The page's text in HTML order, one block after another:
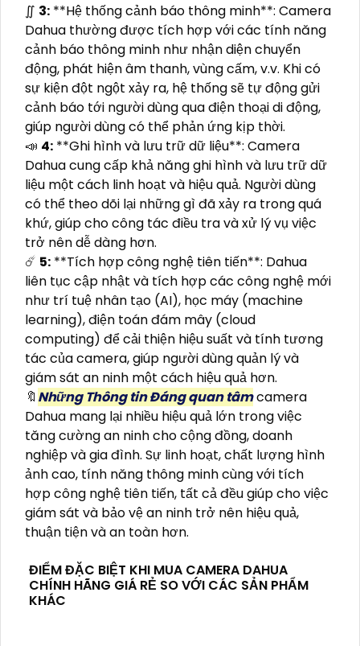
∬ 3: **Hệ thống cảnh báo thông minh**: Camera
Dahua thường được tích hợp với các tính năng
cảnh báo thông minh như nhận diện chuyển
động, phát hiện âm thanh, vùng cấm, v.v. Khi có
sự kiện đột ngột xảy ra, hệ thống sẽ tự động gửi
cảnh báo tới người dùng qua điện thoại di động,
giúp người dùng có thể phản ứng kịp thời.
📣 4: **Ghi hình và lưu trữ dữ liệu**: Camera
Dahua cung cấp khả năng ghi hình và lưu trữ dữ
liệu một cách linh hoạt và hiệu quả. Người dùng
có thể theo dõi lại những gì đã xảy ra trong quá
khứ, giúp cho công tác điều tra và xử lý vụ việc
trở nên dễ dàng hơn.
☄️ 5: **Tích hợp công nghệ tiên tiến**: Dahua
liên tục cập nhật và tích hợp các công nghệ mới
như trí tuệ nhân tạo (AI), học máy (machine
learning), điện toán đám mây (cloud
computing) để cải thiện hiệu suất và tính tương
tác của camera, giúp người dùng quản lý và
giám sát an ninh một cách hiệu quả hơn.
🔖 Những Thông tin Đáng quan tâmcamera
Dahua mang lại nhiều hiệu quả lớn trong việc
tăng cường an ninh cho cộng đồng, doanh
nghiệp và gia đình. Sự linh hoạt, chất lượng hình
ảnh cao, tính năng thông minh cùng với tích
hợp công nghệ tiên tiến, tất cả đều giúp cho việc
giám sát và bảo vệ an ninh trở nên hiệu quả,
thuận tiện và an toàn hơn.
ĐIỂM ĐẶC BIỆT KHI MUA CAMERA DAHUA
CHÍNH HÃNG GIÁ RẺ SO VỚI CÁC SẢN PHẨM
KHÁC